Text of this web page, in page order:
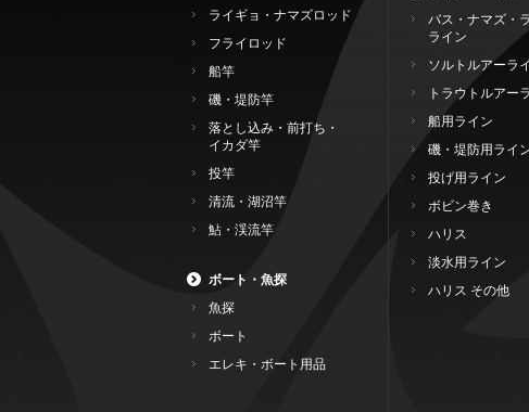
ライギョ・ナマズロッド
フライロッド
船竿
磯・堤防竿
落とし込み・前打ち・
イカダ竿
投竿
清流・湖沼竿
鮎・渓流竿
ボート・魚探
魚探
ボート
エレキ・ボート用品
バス・ナマズ・
ライン
ソルトルアーラ
トラウトルアー
船用ライン
磯・堤防用ライ
投げ用ライン
ボビン巻き
ハリス
淡水用ライン
ハリス その他